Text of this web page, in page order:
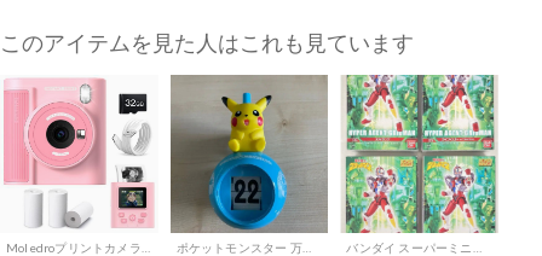
このアイテムを見た人はこれも見ています
ポケットモンスター 万年暦